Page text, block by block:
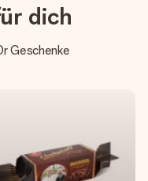
dich
Geschenke